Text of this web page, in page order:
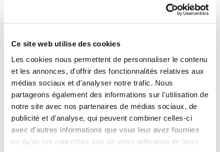
Ce site web utilise des cookies
Les cookies nous permettent de personnaliser le contenu
et les annonces, d'offrir des fonctionnalités relatives aux
médias sociaux et d'analyser notre trafic. Nous
partageons également des informations sur l'utilisation de
notre site avec nos partenaires de médias sociaux, de
publicité et d'analyse, qui peuvent combiner celles-ci
avec d'autres informations que vous leur avez fournies
ou qu'ils ont collectées lors de votre utilisation de leurs
OUVRIR LA PORTE À L'UKRAINE,
MAINTENIR LA PRESSION SUR LA
RUSSIE
Renew Europe appelle l'Ukraine à accélérer la